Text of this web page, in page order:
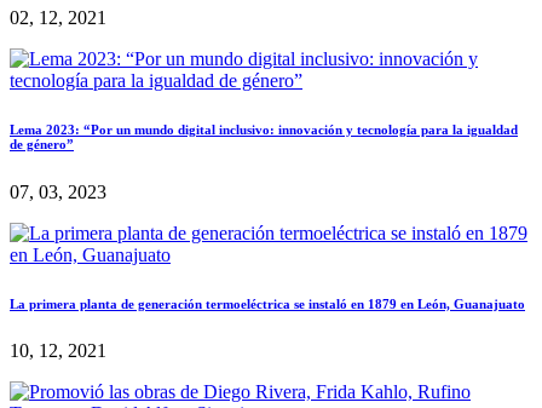
02, 12, 2021
Lema 2023: “Por un mundo digital inclusivo: innovación y tecnología para la igualdad
de género”
07, 03, 2023
La primera planta de generación termoeléctrica se instaló en 1879 en León, Guanajuato
10, 12, 2021